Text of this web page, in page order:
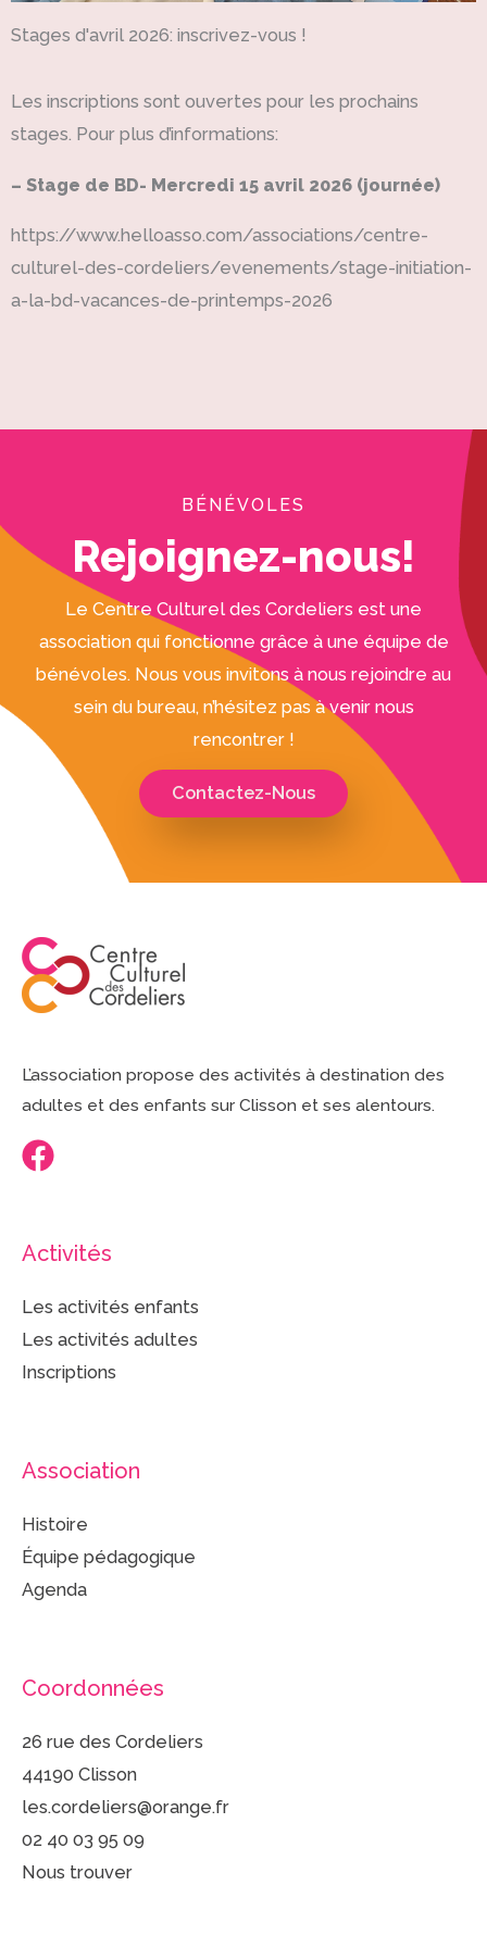
Stages d'avril 2026: inscrivez-vous !
Les inscriptions sont ouvertes pour les prochains
stages. Pour plus d’informations:
– Stage de BD- Mercredi 15 avril 2026 (journée)
https://www.helloasso.com/associations/centre-
culturel-des-cordeliers/evenements/stage-initiation-
a-la-bd-vacances-de-printemps-2026
BÉNÉVOLES
Rejoignez-nous!
Le Centre Culturel des Cordeliers est une
association qui fonctionne grâce à une équipe de
bénévoles. Nous vous invitons à nous rejoindre au
sein du bureau, n’hésitez pas à venir nous
rencontrer !
Contactez-Nous
L’association propose des activités à destination des
adultes et des enfants sur Clisson et ses alentours.
Activités
Les activités enfants
Les activités adultes
Inscriptions
Association
Histoire
Équipe pédagogique
Agenda
Coordonnées
26 rue des Cordeliers
44190 Clisson
les.cordeliers@orange.fr
02 40 03 95 09
Nous trouver